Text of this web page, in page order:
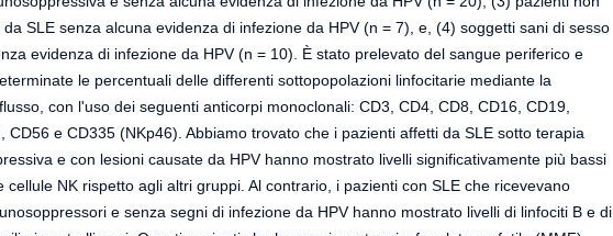
SLE senza alcuna evidenza di infezione da HPV (n = 7), e, (4) soggetti sani di sesso
evidenza di infezione da HPV (n = 10). È stato prelevato del sangue periferico e
le percentuali delle differenti sottopopolazioni linfocitarie mediante la
con l'uso dei seguenti anticorpi monoclonali: CD3, CD4, CD8, CD16, CD19,
CD56 e CD335 (NKp46). Abbiamo trovato che i pazienti affetti da SLE sotto terapia
e con lesioni causate da HPV hanno mostrato livelli significativamente più bassi
cellule NK rispetto agli altri gruppi. Al contrario, i pazienti con SLE che ricevevano
e senza segni di infezione da HPV hanno mostrato livelli di linfociti B e di